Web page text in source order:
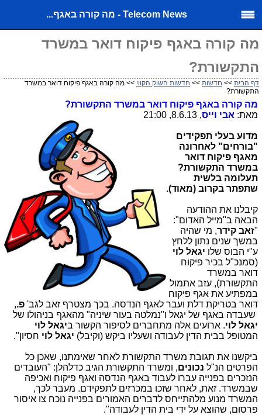
Telecom News - מה קורה באגף...
מה קורה באגף פיקוח דואר במשרד
התקשורת?
דף הבית >> חדשות >> חדשות השוק הקווי >> מה קורה באגף פיקוח דואר במשרד
התקשורת?
מה קורה באגף פיקוח דואר במשרד התקשורת?
מאת: אבי וייס, 8.6.13, 21:00
מדוע בעלי תפקידים
"בורחים" לאחרונה
מאגף פיקוח דואר
במשרד התקשורת?
תעלומה בלשית
שתפתר בקרוב (מאוד).
קיבלנו את ההודעה
הבאה ב"מייל האדום":
"זאב קידר, מי שהיה
במשך שנים נתון ללחץ
ע"י הבוס שלו יגאל לוי
(סמנכ"ל בכיר פיקוח
דואר במשרד
התקשורת), עזב אתמול
במפתיע את אגף פיקוח
דואר בטריקת דלת ועבר לאגף הנדסה. בכך מצטרף זאב לגב' פ.,
שעבדה באגף של יגאל ו"נמלטה בעור שיניה" מהאגף בניהולו של
יגאל לוי. ארועים אלה מתחברים לסיפור הקשור ביגאל לוי
המטופל בבית הדין לעבודה ושעליו ביקש (וקיבל) יגאל לוי חסיון".
ביקשנו את תגובת משרד התקשורת לאחר שאימתנו, שאכן כל
הפרטים הנ"ל נכונים, ומשרד התקשורת הגיב כדלהלן: "העובדים
הנזכרים בפנייה עברו לעבוד באגף הנדסה ואגף פיקוח ואכיפה
שבמשרד. זאת, לאחר שזכו במכרזים לתפקידם. מעבר לכך,
המשרד מנוע מלהתייחס לדברים האמורים בפנייה נוכח צו איסור
פרסום, שהוצא על ידי בית הדין לעבודה".